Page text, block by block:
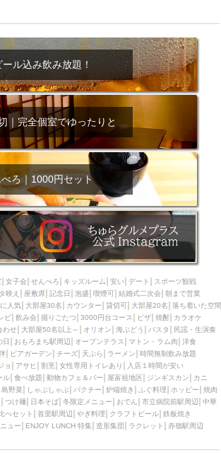
ライデー
牛串焼き
首里駅周辺
やぎ料理
武山公園駅周辺
小禄駅周辺
ENJOY LUNCH 特集
造形集団
ール込み飲み放題！
｜完全個室でゆったりと
ろ｜1000円セット
女子会 せんべろ キッズルーム 安い デート
スポーツ観戦
映え 座敷席 記念日 泡盛 喫煙可 結婚式二次会 朝まで営業
人気 大部屋30名 カウンター 貸切可 大部屋20名
落ち着いた空間
ビ 飲み会 掘りごたつ 3000円台コース ピザ 焼酎
カラオケ
わせ 大部屋50名以上～ オリオン 海ぶどう パスタ
民謡・生演奏
日 おもろまち駅周辺 オープンテラス マトン・ラム肉
洋食
ビアガーデン チーズ 天ぷら ラーメン
時間無制飲み放題
ョ アサヒ 割烹 女性専用トイレあり
入店１時間が安い
ル 食べ放題 動物カフェ＆バー 屋富祖地区 ジンギスカン
カニ
島野菜 しゃぶしゃぶ パクチー 炉端焼き ふぐ料理 ホッピー
焼肉
つけ麺 日本そば 冬限定メニュー おでん 市立病院前駅周辺
中華
べセット 首里駅周辺 やぎ料理 クラフトビール 鉄板焼き
ュー ENJOY LUNCH 特集 造形集団 ラクレット
赤嶺駅周辺